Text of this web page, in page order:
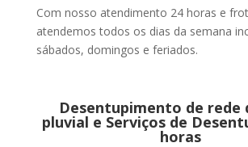
Com nosso atendimento 24 horas e
atendemos todos os dias da semana
sábados, domingos e feriados.
Desentupimento de rede
pluvial e Serviços de
horas